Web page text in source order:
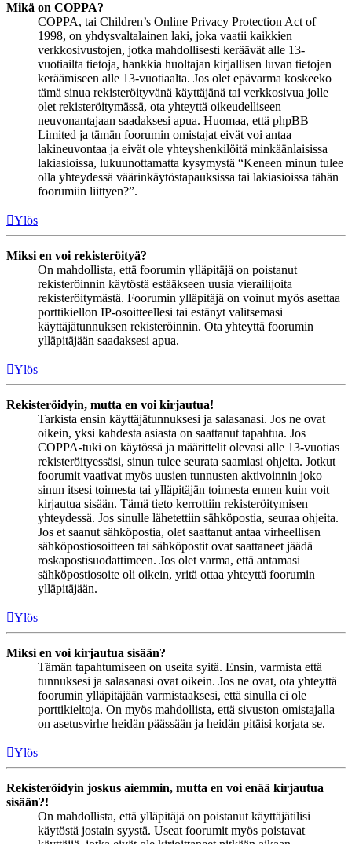
Mikä on COPPA?
COPPA, tai Children’s Online Privacy Protection Act of
1998, on yhdysvaltalainen laki, joka vaatii kaikkien
verkkosivustojen, jotka mahdollisesti keräävät alle 13-
vuotiailta tietoja, hankkia huoltajan kirjallisen luvan tietojen
keräämiseen alle 13-vuotiaalta. Jos olet epävarma koskeeko
tämä sinua rekisteröityvänä käyttäjänä tai verkkosivua jolle
olet rekisteröitymässä, ota yhteyttä oikeudelliseen
neuvonantajaan saadaksesi apua. Huomaa, että phpBB
Limited ja tämän foorumin omistajat eivät voi antaa
lakineuvontaa ja eivät ole yhteyshenkilöitä minkäänlaisissa
lakiasioissa, lukuunottamatta kysymystä “Keneen minun tulee
olla yhteydessä väärinkäytöstapauksissa tai lakiasioissa tähän
foorumiin liittyen?”.
Ylös
Miksi en voi rekisteröityä?
On mahdollista, että foorumin ylläpitäjä on poistanut
rekisteröinnin käytöstä estääkseen uusia vierailijoita
rekisteröitymästä. Foorumin ylläpitäjä on voinut myös asettaa
porttikiellon IP-osoitteellesi tai estänyt valitsemasi
käyttäjätunnuksen rekisteröinnin. Ota yhteyttä foorumin
ylläpitäjään saadaksesi apua.
Ylös
Rekisteröidyin, mutta en voi kirjautua!
Tarkista ensin käyttäjätunnuksesi ja salasanasi. Jos ne ovat
oikein, yksi kahdesta asiasta on saattanut tapahtua. Jos
COPPA-tuki on käytössä ja määrittelit olevasi alle 13-vuotias
rekisteröityessäsi, sinun tulee seurata saamiasi ohjeita. Jotkut
foorumit vaativat myös uusien tunnusten aktivoinnin joko
sinun itsesi toimesta tai ylläpitäjän toimesta ennen kuin voit
kirjautua sisään. Tämä tieto kerrottiin rekisteröitymisen
yhteydessä. Jos sinulle lähetettiin sähköpostia, seuraa ohjeita.
Jos et saanut sähköpostia, olet saattanut antaa virheellisen
sähköpostiosoitteen tai sähköpostit ovat saattaneet jäädä
roskapostisuodattimeen. Jos olet varma, että antamasi
sähköpostiosoite oli oikein, yritä ottaa yhteyttä foorumin
ylläpitäjään.
Ylös
Miksi en voi kirjautua sisään?
Tämän tapahtumiseen on useita syitä. Ensin, varmista että
tunnuksesi ja salasanasi ovat oikein. Jos ne ovat, ota yhteyttä
foorumin ylläpitäjään varmistaaksesi, että sinulla ei ole
porttikieltoja. On myös mahdollista, että sivuston omistajalla
on asetusvirhe heidän päässään ja heidän pitäisi korjata se.
Ylös
Rekisteröidyin joskus aiemmin, mutta en voi enää kirjautua
sisään?!
On mahdollista, että ylläpitäjä on poistanut käyttäjätilisi
käytöstä jostain syystä. Useat foorumit myös poistavat